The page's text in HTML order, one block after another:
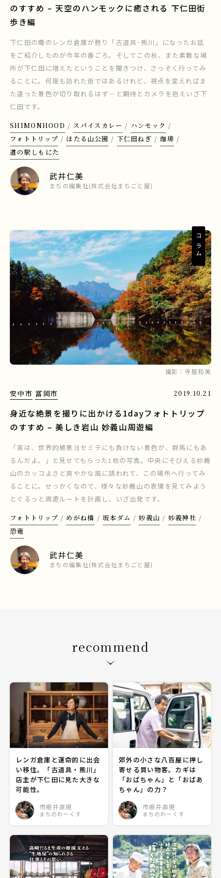
のすすめ – 天空のハンモックに癒される 下仁田街
歩き編
下仁田の繭のレンガ倉庫が甦り「古道具･熊川」になったお話
をご紹介したのが今年の春ごろ。そしてこの秋、また素敵な場
所が下仁田に増えたということを聞きつけ、さっそく行ってみ
ることに。何度も訪れた街ではあるけれど、視点を変えればま
た違った景色が切り取れるはず―と期待とカメラを抱えいざ下
仁田です。
SHIMONHOOD
スパイスカレー
ハンモック
フォトトリップ
ほたる山公園 下仁田ねぎ
珈琲
道の駅しもにた
武井仁美
まちの編集社(株式会社まちごと屋)
撮影： 寺居和美
コラム
安中市 富岡市 2019.10.21
身近な絶景を撮りに出かける1dayフォトトリップ
のすすめ – 美しき岩山 妙義山周遊編
「実は、世界的絶景ヨセミテにも負けない景色が、群馬にもあ
るんだよ。」と見せてもらった1枚の写真。中央にそびえる妙義
山のカッコよさと爽やかな風に誘われて、この場所へ行ってみ
ることに。せっかくなので、様々な妙義山の表情を見てみよう
とぐるっと周遊ルートを計画し、いざ出発です。
フォトトリップ
めがね橋 坂本ダム 妙義山
妙義神社
恐竜
武井仁美
まちの編集社(株式会社まちごと屋)
recommend
レンガ倉庫と運命的に出会
い移住。「古道具・熊川」
店主が下仁田に見た大きな
可能性。
市根井直規
まちのわーくす
郊外の小さな八百屋に押し
寄せる買い物客。カギは
「おばちゃん」と「おばあ
ちゃん」の力？
市根井直規
まちのわーくす